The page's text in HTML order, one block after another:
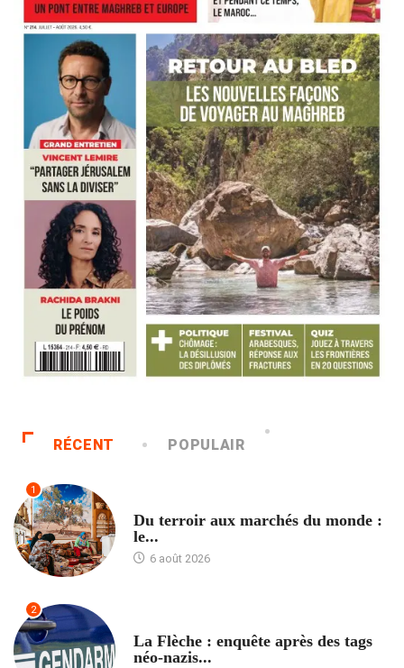
RÉCENT POPULAIR
1
Du terroir aux marchés du monde :
le...
6 août 2026
2
La Flèche : enquête après des tags
néo-nazis...